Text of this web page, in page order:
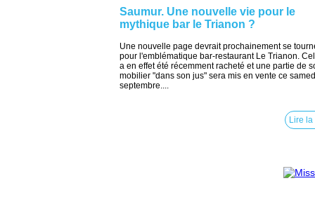
Saumur. Une nouvelle vie pour le
mythique bar le Trianon ?
Une nouvelle page devrait prochainement se
pour l'emblématique bar-restaurant Le Trianon.
a en effet été récemment racheté et une partie de
mobilier "dans son jus" sera mis en vente ce
septembre....
Lire la